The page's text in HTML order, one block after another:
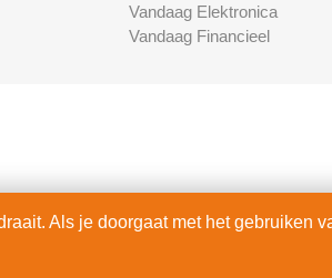
Vandaag Elektronica
Vandaag Financieel
Als je doorgaat met het gebruiken